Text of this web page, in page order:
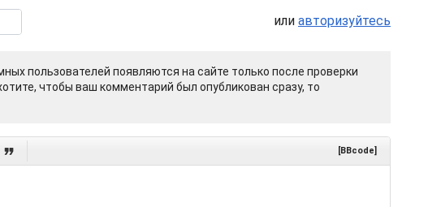
или авторизуйтесь
пользователей появляются на сайте только после проверки
чтобы ваш комментарий был опубликован сразу, то
 [BBcode]